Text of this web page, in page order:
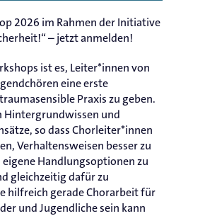
2026 im Rahmen der Initiative
– jetzt anmelden!
ist es, Leiter*innen von
eine erste
Praxis zu geben.
Hintergrundwissen und
so dass Chorleiter*innen
Verhaltensweisen besser zu
Handlungsoptionen zu
gleichzeitig dafür zu
hilfreich gerade Chorarbeit für
und Jugendliche sein kann